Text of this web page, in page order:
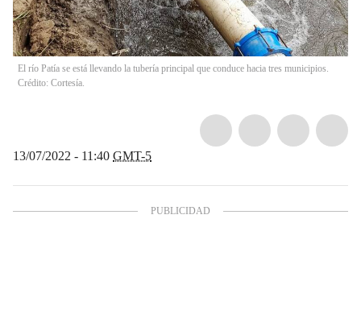
El río Patía se está llevando la tubería principal que conduce hacia tres municipios.
Crédito: Cortesía.
13/07/2022 - 11:40 GMT-5